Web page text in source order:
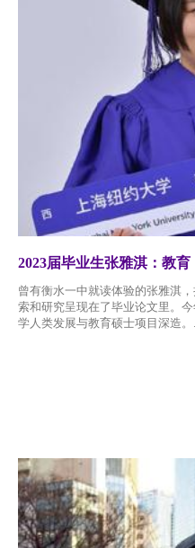
2023届毕业生张雅淇：教
曾有衡水一中就读体验的张雅淇
索和研究呈现在了毕业论文里。
学人类发展与教育硕士项目深造。...